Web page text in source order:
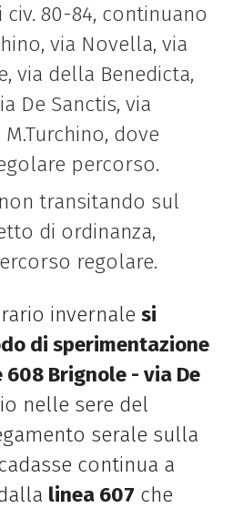
civ. 80-84, continuano
via Novella, via
via della Benedicta,
De Sanctis, via
Turchino, dove
percorso.
transitando sul
di ordinanza,
regolare.
invernale si
di sperimentazione
608 Brignole - via De
nelle sere del
serale sulla
continua a
linea 607 che